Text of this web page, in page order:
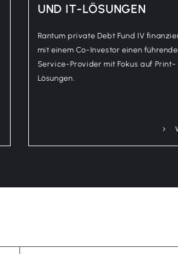
UND IT-LÖSUNGEN
Rantum private Debt Fund IV
mit einem Co-Investor einen
Service-Provider mit Fokus auf Print-
Lösungen.